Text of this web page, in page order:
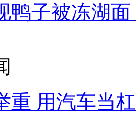
鸭子被冻湖
重 用汽车当